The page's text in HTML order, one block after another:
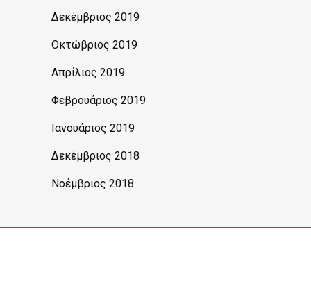
Δεκέμβριος 2019
Οκτώβριος 2019
Απρίλιος 2019
Φεβρουάριος 2019
Ιανουάριος 2019
Δεκέμβριος 2018
Νοέμβριος 2018